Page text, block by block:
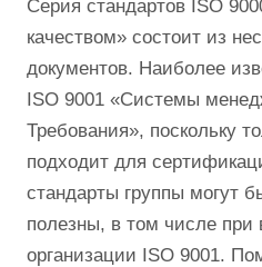
Серия стандартов ISO
качеством» состоит из
документов. Наиболее
ISO 9001 «Системы
Требования», поскольку
подходит для
стандарты группы могут
полезны, в том числе при
организации ISO 9001.